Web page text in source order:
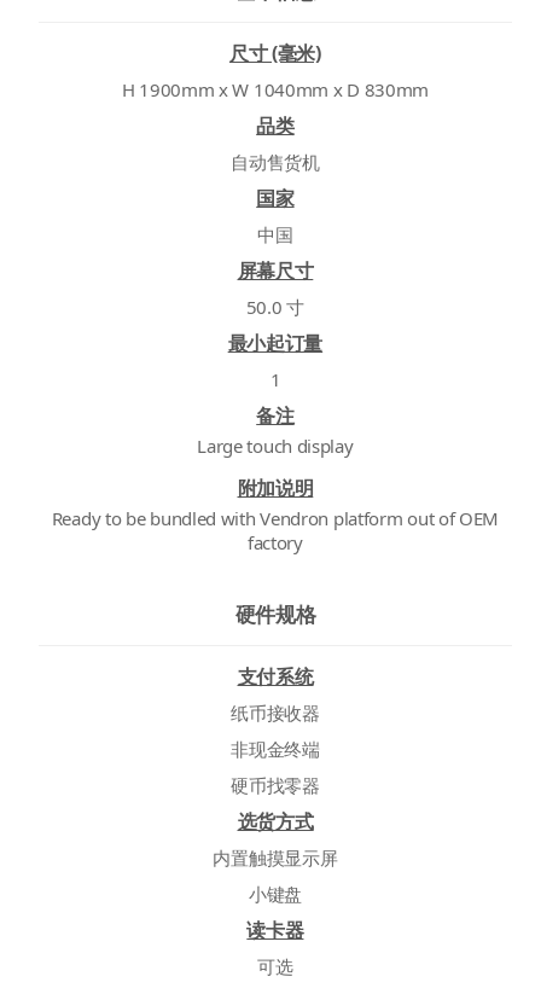
尺寸 (毫米)
H 1900mm x W 1040mm x D 830mm
品类
自动售货机
国家
中国
屏幕尺寸
50.0 寸
最小起订量
1
备注
Large touch display
附加说明
Ready to be bundled with Vendron platform out of OEM
factory
硬件规格
支付系统
纸币接收器
非现金终端
硬币找零器
选货方式
内置触摸显示屏
小键盘
读卡器
可选